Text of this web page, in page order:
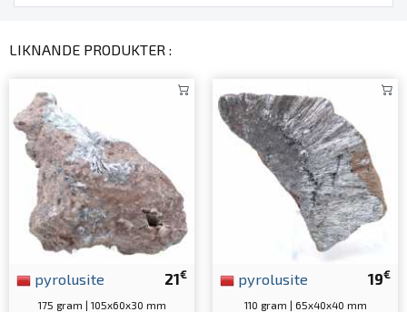
LIKNANDE PRODUKTER :
21€
pyrolusite
175 gram | 105x60x30 mm
19€
pyrolusite
110 gram | 65x40x40 mm